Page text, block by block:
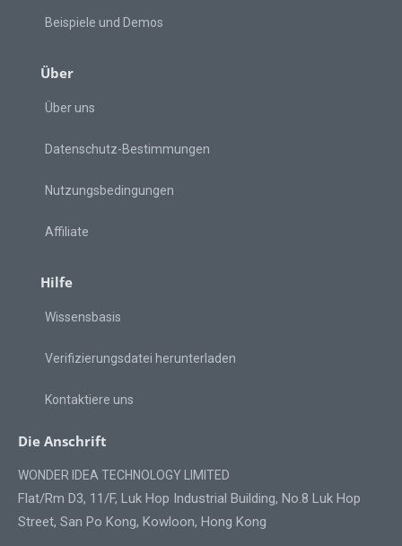
Beispiele und Demos
Über
Über uns
Datenschutz-Bestimmungen
Nutzungsbedingungen
Affiliate
Hilfe
Wissensbasis
Verifizierungsdatei herunterladen
Kontaktiere uns
Die Anschrift
WONDER IDEA TECHNOLOGY LIMITED
Flat/Rm D3, 11/F, Luk Hop Industrial Building, No.8 Luk Hop
Street, San Po Kong, Kowloon, Hong Kong